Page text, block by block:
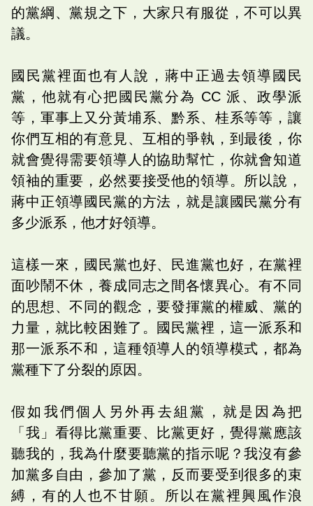
的黨綱、黨規之下，大家只有服從，不可以異
議。
國民黨裡面也有人說，蔣中正過去領導國民
黨，他就有心把國民黨分為 CC 派、政學派
等，軍事上又分黃埔系、黔系、桂系等等，讓
你們互相的有意見、互相的爭執，到最後，你
就會覺得需要領導人的協助幫忙，你就會知道
領袖的重要，必然要接受他的領導。所以說，
蔣中正領導國民黨的方法，就是讓國民黨分有
多少派系，他才好領導。
這樣一來，國民黨也好、民進黨也好，在黨裡
面吵鬧不休，養成同志之間各懷異心。有不同
的思想、不同的觀念，要發揮黨的權威、黨的
力量，就比較困難了。國民黨裡，這一派系和
那一派系不和，這種領導人的領導模式，都為
黨種下了分裂的原因。
假如我們個人另外再去組黨，就是因為把
「我」看得比黨重要、比黨更好，覺得黨應該
聽我的，我為什麼要聽黨的指示呢？我沒有參
加黨多自由，參加了黨，反而要受到很多的束
縛，有的人也不甘願。所以在黨裡興風作浪